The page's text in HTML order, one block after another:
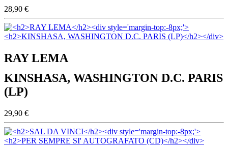
28,90 €
RAY LEMA
KINSHASA, WASHINGTON D.C. PARIS
(LP)
29,90 €